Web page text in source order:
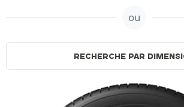
ou
RECHERCHE PAR